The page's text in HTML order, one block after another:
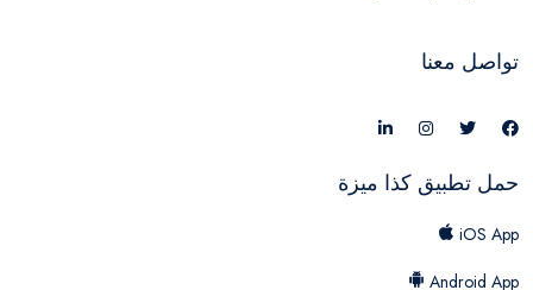
تواصل معنا
حمل تطبيق كذا ميزة
iOS App
Android App